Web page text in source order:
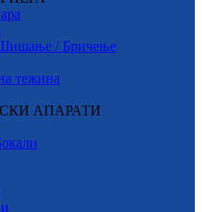
/ Бричење
тежина
АПАРАТИ